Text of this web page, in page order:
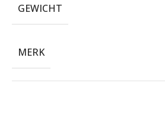
GEWICHT
MERK